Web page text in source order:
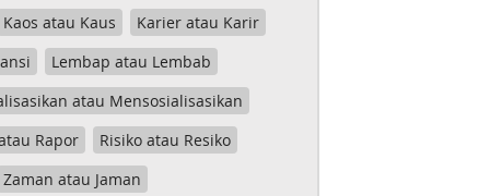
Kaos atau Kaus
Karier atau Karir
Lembap atau Lembab
atau Mensosialisasikan
Rapor
Risiko atau Resiko
Zaman atau Jaman